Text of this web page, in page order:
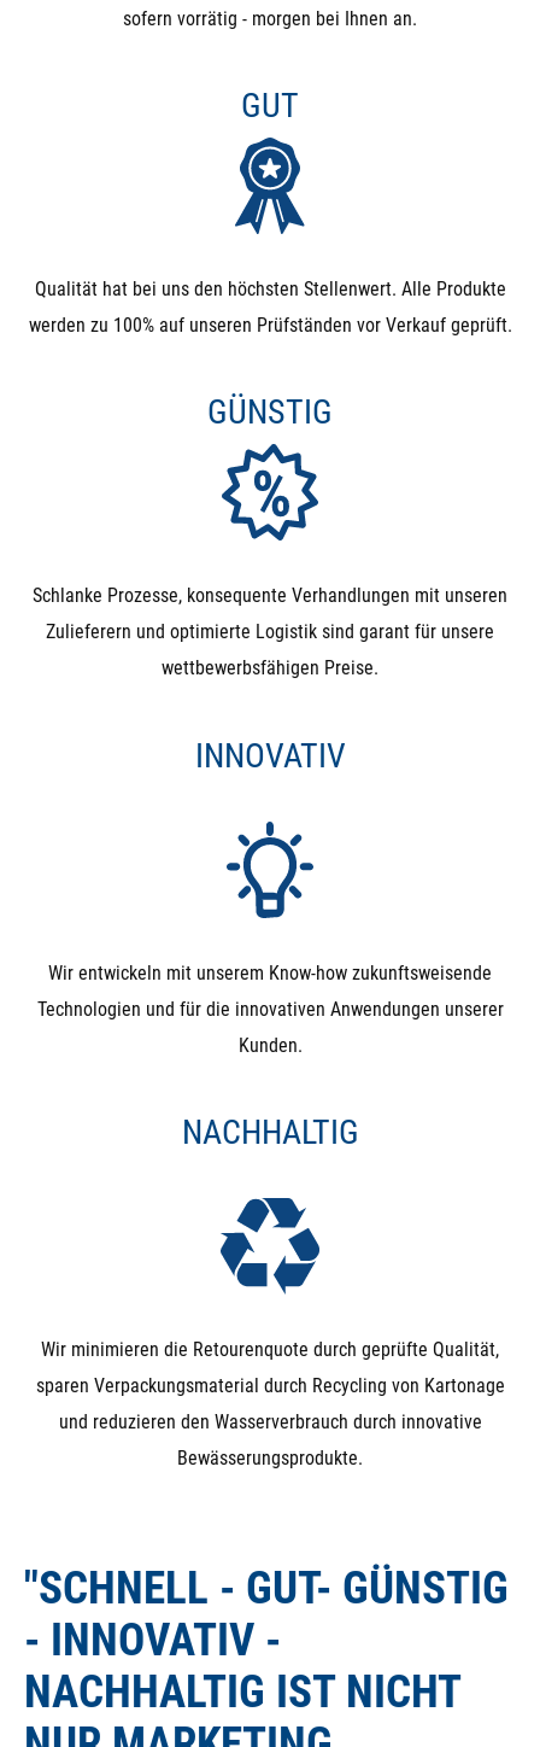
sofern vorrätig - morgen bei Ihnen an.
GUT
Qualität hat bei uns den höchsten Stellenwert. Alle Produkte
werden zu 100% auf unseren Prüfständen vor Verkauf geprüft.
GÜNSTIG
Schlanke Prozesse, konsequente Verhandlungen mit unseren
Zulieferern und optimierte Logistik sind garant für unsere
wettbewerbsfähigen Preise.
INNOVATIV
Wir entwickeln mit unserem Know-how zukunftsweisende
Technologien und für die innovativen Anwendungen unserer
Kunden.
NACHHALTIG
Wir minimieren die Retourenquote durch geprüfte Qualität,
sparen Verpackungsmaterial durch Recycling von Kartonage
und reduzieren den Wasserverbrauch durch innovative
Bewässerungsprodukte.
"SCHNELL - GUT- GÜNSTIG
- INNOVATIV -
NACHHALTIG IST NICHT